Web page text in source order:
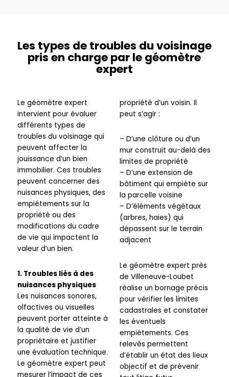
Les types de troubles du voisinage
pris en charge par le géomètre
expert
Le géomètre expert
intervient pour évaluer
différents types de
troubles du voisinage qui
peuvent affecter la
jouissance d’un bien
immobilier. Ces troubles
peuvent concerner des
nuisances physiques, des
empiétements sur la
propriété ou des
modifications du cadre
de vie qui impactent la
valeur d’un bien.
1. Troubles liés à des
nuisances physiques
Les nuisances sonores,
olfactives ou visuelles
peuvent porter atteinte à
la qualité de vie d’un
propriétaire et justifier
une évaluation technique.
Le géomètre expert peut
mesurer l’impact de ces
propriété d’un voisin. Il
peut s’agir :
– D’une clôture ou d’un
mur construit au-delà des
limites de propriété
– D’une extension de
bâtiment qui empiète sur
la parcelle voisine
– D’éléments végétaux
(arbres, haies) qui
dépassent sur le terrain
adjacent
Le géomètre expert près
de Villeneuve-Loubet
réalise un bornage précis
pour vérifier les limites
cadastrales et constater
les éventuels
empiétements. Ces
relevés permettent
d’établir un état des lieux
objectif et de prévenir